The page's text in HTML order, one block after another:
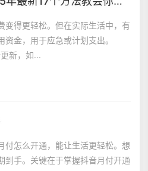
变得更轻松。但在实际生活中，有
金，用于应急或计划支出。
新，如...
付怎么开通，能让生活更轻松。想
到手。关键在于掌握抖音月付开通